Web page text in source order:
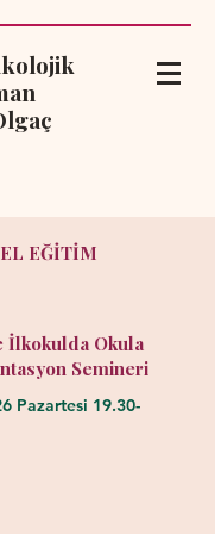
EĞİTİM
İlkokulda Okula
Semineri
Pazartesi 19.30-